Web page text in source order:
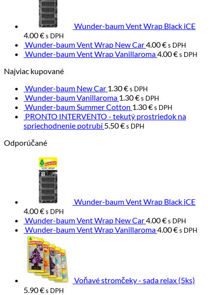
Wunder-baum Vent Wrap Black iCE
4.00€s DPH
Wunder-baum Vent Wrap New Car4.00€s DPH
Wunder-baum Vent Wrap Vanillaroma4.00€s DPH
Najviac kupované
Wunder-baum New Car 1.30€s DPH
Wunder-baum Vanillaroma 1.30€s DPH
Wunder-baum Summer Cotton 1.30€s DPH
PRONTO INTERVENTO - tekutý prostriedok na
spriechodnenie potrubí 5.50€s DPH
Odporúčané
Wunder-baum Vent Wrap Black iCE
4.00€s DPH
Wunder-baum Vent Wrap New Car4.00€s DPH
Wunder-baum Vent Wrap Vanillaroma4.00€s DPH
Voňavé stromčeky - sada relax (5ks)
5.90€s DPH